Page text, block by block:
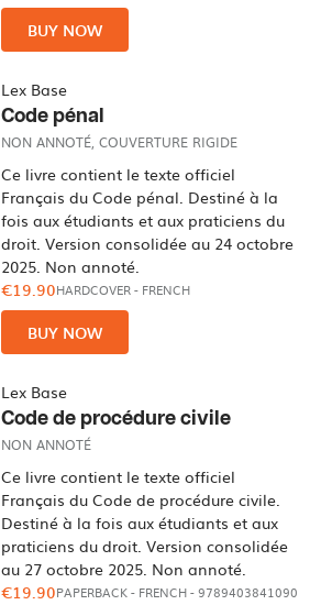
BUY NOW
Lex Base
Code pénal
NON ANNOTÉ, COUVERTURE RIGIDE
Ce livre contient le texte officiel
Français du Code pénal. Destiné à la
fois aux étudiants et aux praticiens du
droit. Version consolidée au 24 octobre
2025. Non annoté.
€19.90HARDCOVER- FRENCH
BUY NOW
Lex Base
Code de procédure civile
NON ANNOTÉ
Ce livre contient le texte officiel
Français du Code de procédure civile.
Destiné à la fois aux étudiants et aux
praticiens du droit. Version consolidée
au 27 octobre 2025. Non annoté.
€19.90PAPERBACK- FRENCH- 9789403841090